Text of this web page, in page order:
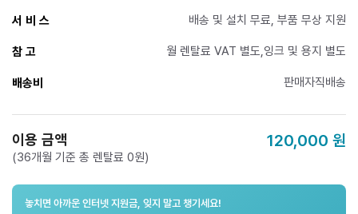
이용 금액 120,000 원
(36개월 기준 총 렌탈료 0원)
서 비 스 배송 및 설치 무료, 부품 무상 지원
참 고 월 렌탈료 VAT 별도,잉크 및 용지 별도
배송비 판매자직배송
놓치면 아까운 인터넷 지원금, 잊지 말고 챙기세요!